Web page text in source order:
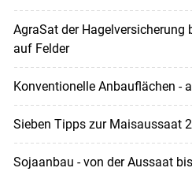
AgraSat der Hagelversicherung
auf Felder
Konventionelle Anbauflächen -
Sieben Tipps zur Maisaussaat
Sojaanbau - von der Aussaat